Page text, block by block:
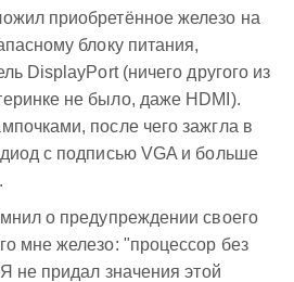
приобретённое железо на
блоку питания,
DisplayPort (ничего другого из
не было, даже HDMI).
после чего зажгла в
с подписью VGA и больше
о предупреждении своего
мне железо: "процессор без
не придал значения этой